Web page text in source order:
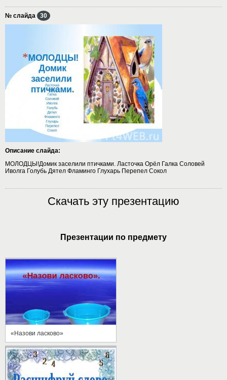
№ слайда 30
Описание слайда:
МОЛОДЦЫ!Домик заселили птичками. Ласточка Орёл Галка Соловей
Иволга Голубь Дятел Фламинго Глухарь Перепел Сокол
Скачать эту презентацию
Презентации по предмету
«Назови ласково»